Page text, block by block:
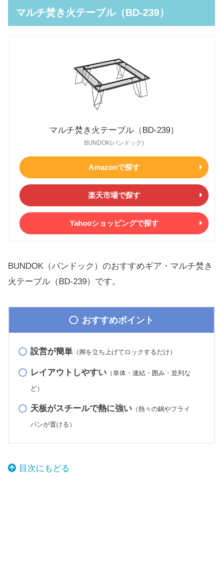
マルチ焚き火テーブル（BD-239）
マルチ焚き火テーブル（BD-239）
BUNDOK(バンドック)
Amazonで探す
楽天市場で探す
Yahooショッピングで探す
BUNDOK（バンドック）のおすすめギア・マルチ焚き
火テーブル（BD-239）です。
おすすめポイント
設営が簡単（脚を立ち上げてロックするだけ）
レイアウトしやすい（単体・連結・囲み・並列な
ど）
天板がスチールで熱に強い（熱々の鍋やフライ
パンが置ける）
目次にもどる